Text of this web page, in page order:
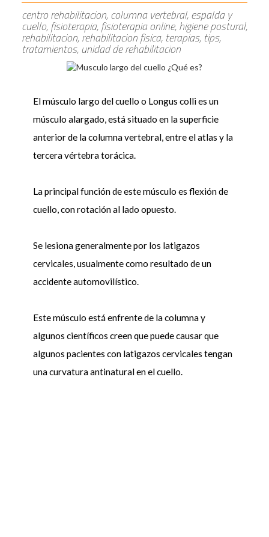
centro rehabilitacion, columna vertebral, espalda y
cuello, fisioterapia, fisioterapia online, higiene postural,
rehabilitacion, rehabilitacion fisica, terapias, tips,
tratamientos, unidad de rehabilitacion
El músculo largo del cuello o Longus colli es un
músculo alargado, está situado en la superficie
anterior de la columna vertebral, entre el atlas y la
tercera vértebra torácica.
La principal función de este músculo es flexión de
cuello, con rotación al lado opuesto.
Se lesiona generalmente por los latigazos
cervicales, usualmente como resultado de un
accidente automovilístico.
Este músculo está enfrente de la columna y
algunos científicos creen que puede causar que
algunos pacientes con latigazos cervicales tengan
una curvatura antinatural en el cuello.